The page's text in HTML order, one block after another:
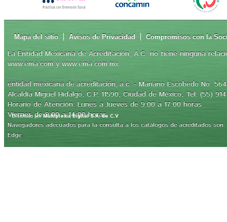
Mapa del sitio Avisos de Privacidad Compromisos con la
La Entidad Mexicana de Acreditación, A.C. no tiene ninguna
www.ema.com y www.ema.com.mx
entidad mexicana de acreditación, a.c. - Mariano Escobedo No.
Alcaldía Miguel Hidalgo, C.P. 11590, Ciudad de México, Tel: (55)
Horario de Atención: Lunes a Jueves de 9:00 a 17:00 horas
Viernes de 9:00 a 14:00 horas
Navegadores adecuados para la consulta a los catálogos de acreditados
Edge.
Diseñado porMultiplexia Digital S.A. de C.V